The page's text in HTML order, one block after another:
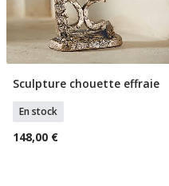
Ajouter Au Panier
Sculpture chouette effraie
En stock
148,00 €